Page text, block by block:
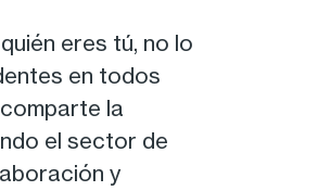
eres tú, no lo
en todos
la
el sector de
y